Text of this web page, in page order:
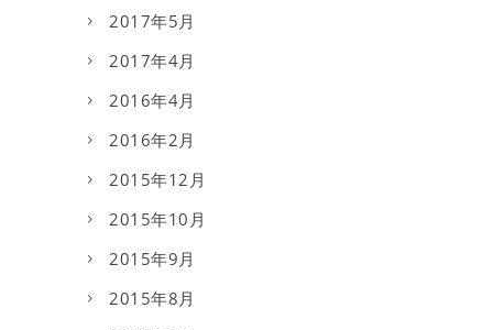
2017年5月
2017年4月
2016年4月
2016年2月
2015年12月
2015年10月
2015年9月
2015年8月